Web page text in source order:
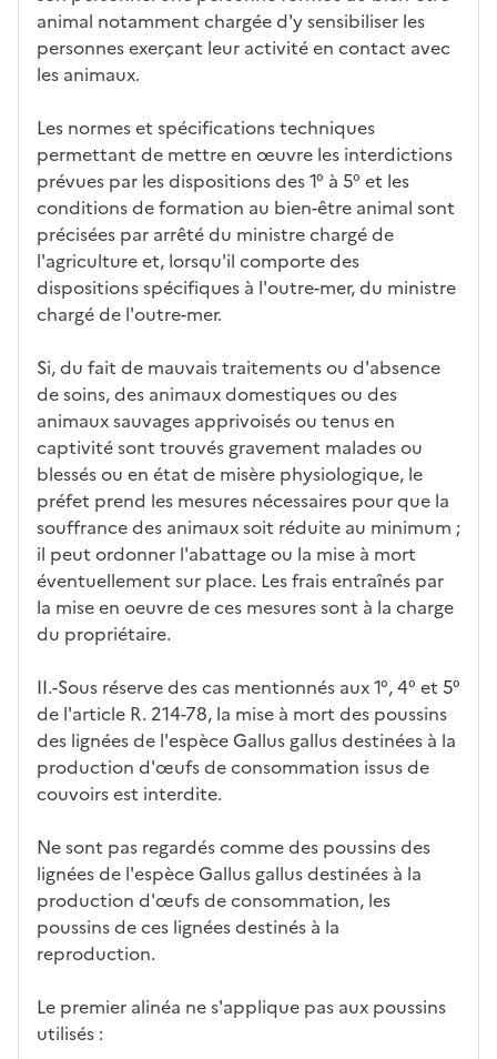
animal notamment chargée d'y sensibiliser les
personnes exerçant leur activité en contact avec
les animaux.
Les normes et spécifications techniques
permettant de mettre en œuvre les interdictions
prévues par les dispositions des 1° à 5° et les
conditions de formation au bien-être animal sont
précisées par arrêté du ministre chargé de
l'agriculture et, lorsqu'il comporte des
dispositions spécifiques à l'outre-mer, du ministre
chargé de l'outre-mer.
Si, du fait de mauvais traitements ou d'absence
de soins, des animaux domestiques ou des
animaux sauvages apprivoisés ou tenus en
captivité sont trouvés gravement malades ou
blessés ou en état de misère physiologique, le
préfet prend les mesures nécessaires pour que la
souffrance des animaux soit réduite au minimum ;
il peut ordonner l'abattage ou la mise à mort
éventuellement sur place. Les frais entraînés par
la mise en oeuvre de ces mesures sont à la charge
du propriétaire.
II.-Sous réserve des cas mentionnés aux 1°, 4° et 5°
de l'article R. 214-78, la mise à mort des poussins
des lignées de l'espèce Gallus gallus destinées à la
production d'œufs de consommation issus de
couvoirs est interdite.
Ne sont pas regardés comme des poussins des
lignées de l'espèce Gallus gallus destinées à la
production d'œufs de consommation, les
poussins de ces lignées destinés à la
reproduction.
Le premier alinéa ne s'applique pas aux poussins
utilisés :